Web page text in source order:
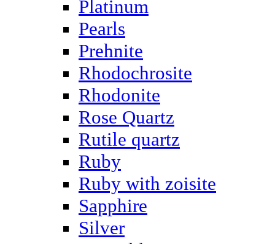
Platinum
Pearls
Prehnite
Rhodochrosite
Rhodonite
Rose Quartz
Rutile quartz
Ruby
Ruby with zoisite
Sapphire
Silver